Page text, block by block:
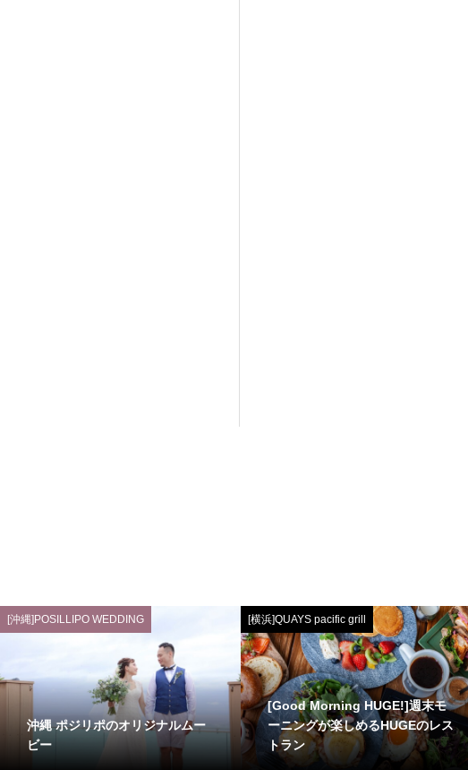
[沖縄]POSILLIPO WEDDING
沖縄 ポジリポのオリジナルムー
ビー
[横浜]QUAYS pacific grill
[Good Morning HUGE!]週末モ
ーニングが楽しめるHUGEのレス
トラン